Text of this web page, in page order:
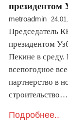
президентом
metroadmin
Председатель
президентом
Пекине в среду.
всепогодное
партнерство в
строительство…
Подробнее..